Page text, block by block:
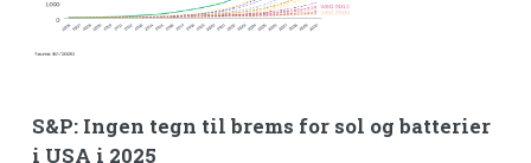
S&P: Ingen tegn til brems for sol og batterier
i USA i 2025